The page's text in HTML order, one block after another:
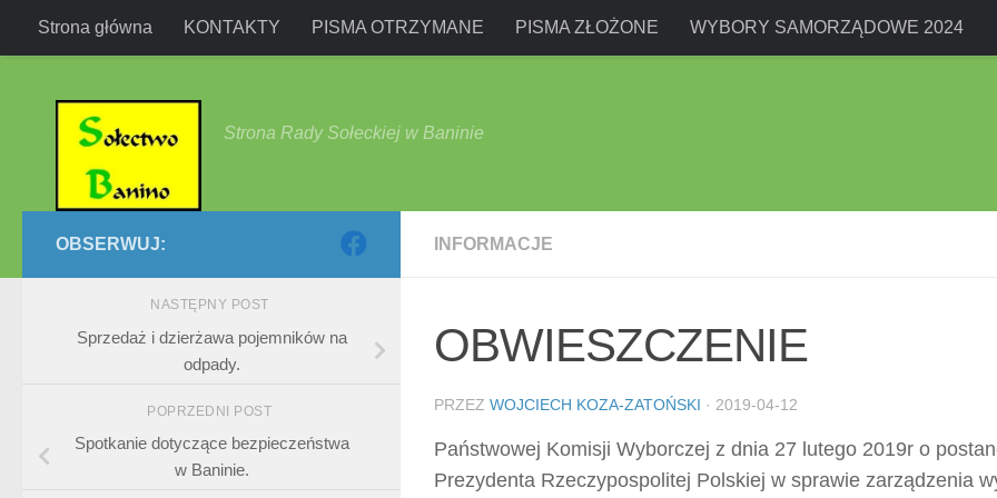
Przejdź do treści
Strona główna KONTAKTY PISMA OTRZYMANE PISMA ZŁOŻONE WYBORY SAMORZĄDOWE 2024
Strona Rady Sołeckiej w Baninie
INFORMACJE
OBWIESZCZENIE
PRZEZ WOJCIECH KOZA-ZATOŃSKI · 2019-04-12
Państwowej Komisji Wyborczej z dnia 27 lutego 2019r o
Prezydenta Rzeczypospolitej Polskiej w sprawie zarządzenia
OBSERWUJ:
NASTĘPNY POST
Sprzedaż i dzierżawa pojemników na
odpady.
POPRZEDNI POST
Spotkanie dotyczące bezpieczeństwa
w Baninie.